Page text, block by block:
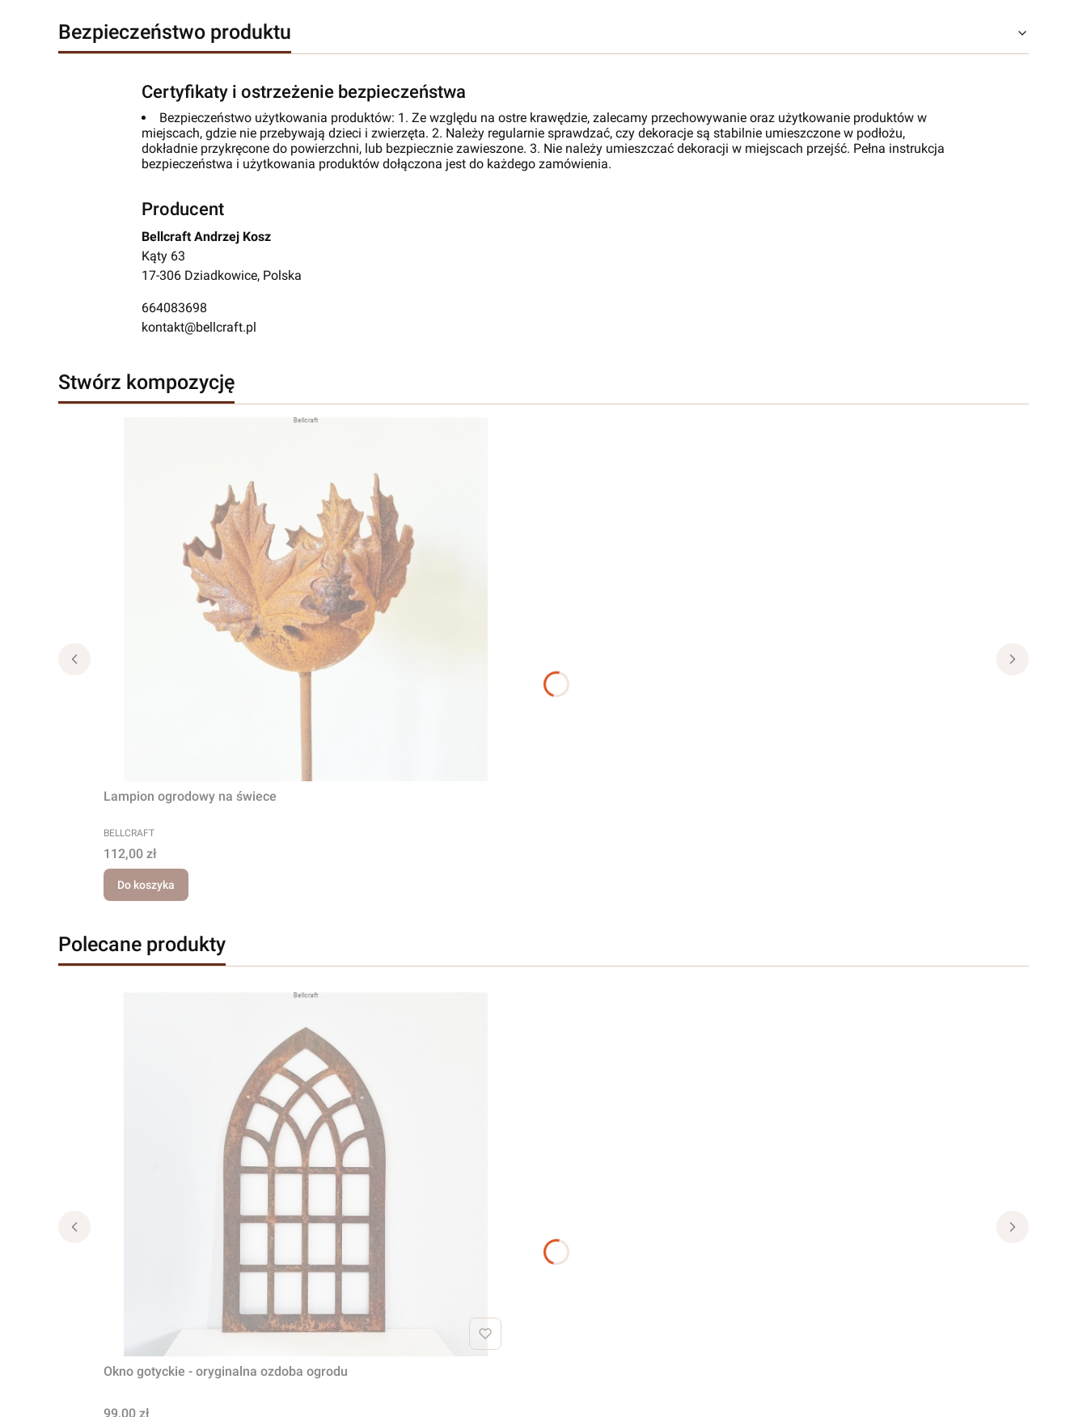
Bezpieczeństwo produktu
Certyfikaty i ostrzeżenie bezpieczeństwa
Bezpieczeństwo użytkowania produktów: 1. Ze względu na ostre krawędzie, zalecamy przechowywanie oraz użytkowanie produktów w
miejscach, gdzie nie przebywają dzieci i zwierzęta. 2. Należy regularnie sprawdzać, czy dekoracje są stabilnie umieszczone w podłożu,
dokładnie przykręcone do powierzchni, lub bezpiecznie zawieszone. 3. Nie należy umieszczać dekoracji w miejscach przejść. Pełna instrukcja
bezpieczeństwa i użytkowania produktów dołączona jest do każdego zamówienia.
Producent
Bellcraft Andrzej Kosz
Kąty 63
17-306 Dziadkowice, Polska
664083698
kontakt@bellcraft.pl
Stwórz kompozycję
Lampion ogrodowy na świece
PRODUCENT
BELLCRAFT
Cena
112,00 zł
Do koszyka
Polecane produkty
Okno gotyckie - oryginalna ozdoba ogrodu
Cena
99,00 zł